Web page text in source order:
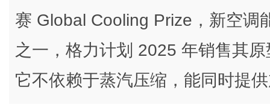
赛 Global Cooling Prize，新空调
之一，格力计划 2025 年销售其
它不依赖于蒸汽压缩，能同时提